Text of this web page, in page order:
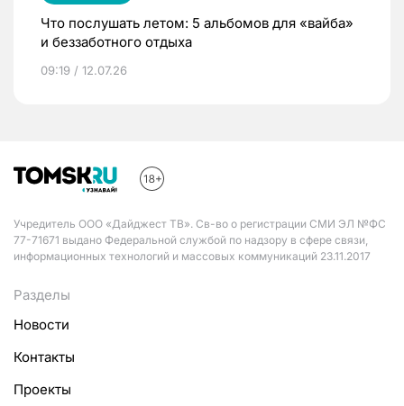
Что послушать летом: 5 альбомов для «вайба»
и беззаботного отдыха
09:19 / 12.07.26
Учредитель ООО «Дайджест ТВ». Св-во о регистрации СМИ ЭЛ №ФС
77-71671 выдано Федеральной службой по надзору в сфере связи,
информационных технологий и массовых коммуникаций 23.11.2017
Разделы
Новости
Контакты
Проекты